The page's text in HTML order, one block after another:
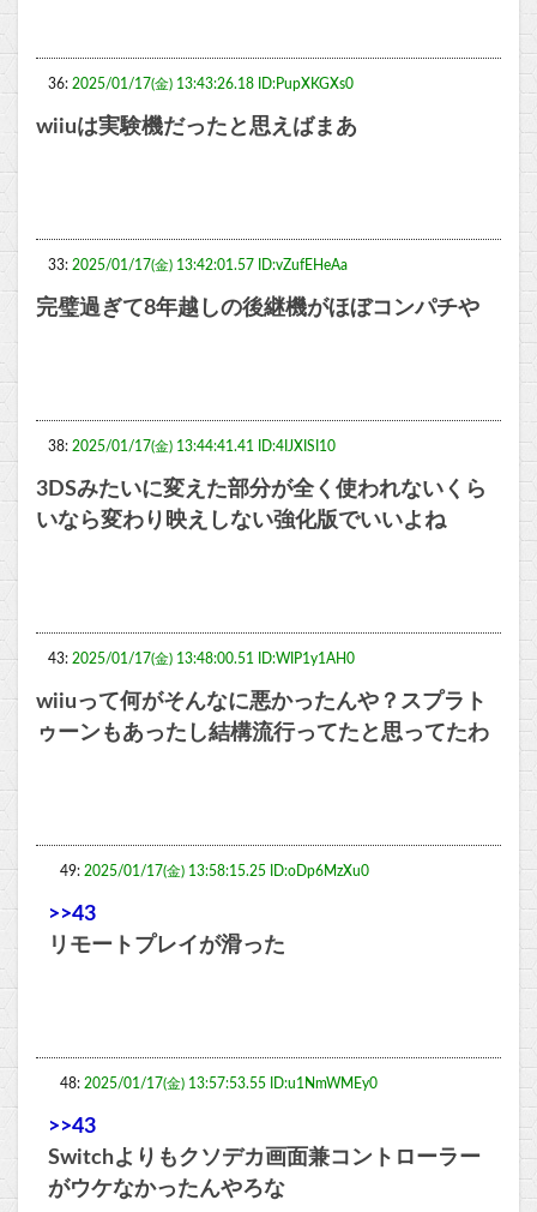
36: 2025/01/17(金) 13:43:26.18 ID:PupXKGXs0
wiiuは実験機だったと思えばまあ
33: 2025/01/17(金) 13:42:01.57 ID:vZufEHeAa
完璧過ぎて8年越しの後継機がほぼコンパチや
38: 2025/01/17(金) 13:44:41.41 ID:4IJXISI10
3DSみたいに変えた部分が全く使われないくら
いなら変わり映えしない強化版でいいよね
43: 2025/01/17(金) 13:48:00.51 ID:WIP1y1AH0
wiiuって何がそんなに悪かったんや？スプラト
ゥーンもあったし結構流行ってたと思ってたわ
49: 2025/01/17(金) 13:58:15.25 ID:oDp6MzXu0
>>43
リモートプレイが滑った
48: 2025/01/17(金) 13:57:53.55 ID:u1NmWMEy0
>>43
Switchよりもクソデカ画面兼コントローラー
がウケなかったんやろな